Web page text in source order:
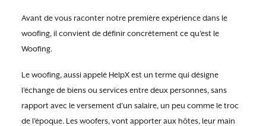
Avant de vous raconter notre première expérience dans le
woofing, il convient de définir concrètement ce qu’est le
Woofing.
Le woofing, aussi appelé HelpX est un terme qui désigne
l’échange de biens ou services entre deux personnes, sans
rapport avec le versement d’un salaire, un peu comme le troc
de l’époque. Les woofers, vont apporter aux hôtes, leur main